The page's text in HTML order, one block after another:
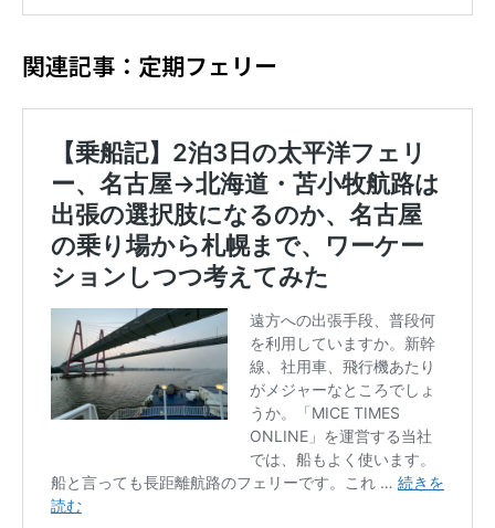
関連記事：定期フェリー